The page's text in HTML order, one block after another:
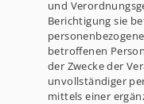
und
Berichtigung sie
betroffenen
der Zwecke der
unvollständiger
mittels einer